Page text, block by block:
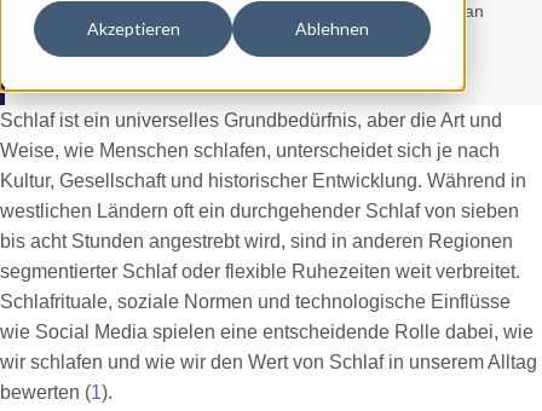
Akzeptieren Ablehnen
medizinische Beratung ersetzen. Wenden Sie sich immer an
Ihren Arzt oder Ihre Ärztin, bevor Sie neue Behandlungen
Schlaf ist ein universelles Grundbedürfnis, aber die Art und
Weise, wie Menschen schlafen, unterscheidet sich je nach
Kultur, Gesellschaft und historischer Entwicklung. Während in
westlichen Ländern oft ein durchgehender Schlaf von sieben
bis acht Stunden angestrebt wird, sind in anderen Regionen
segmentierter Schlaf oder flexible Ruhezeiten weit verbreitet.
Schlafrituale, soziale Normen und technologische Einflüsse
wie Social Media spielen eine entscheidende Rolle dabei, wie
wir schlafen und wie wir den Wert von Schlaf in unserem Alltag
bewerten (1).